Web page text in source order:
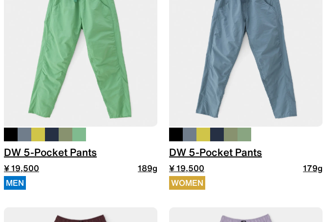
DW 5-Pocket Pants
¥ 19,500
189g
MEN
DW 5-Pocket Pants
¥ 19,500
179g
WOMEN